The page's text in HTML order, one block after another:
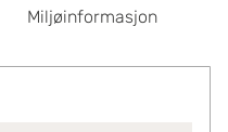
Miljøinformasjon